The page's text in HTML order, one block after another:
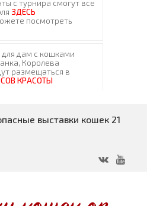
выставки кошек 21